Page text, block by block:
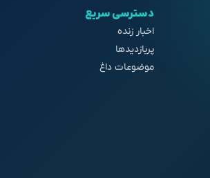
دسترسی سریع
اخبار زنده
پربازدیدها
موضوعات داغ